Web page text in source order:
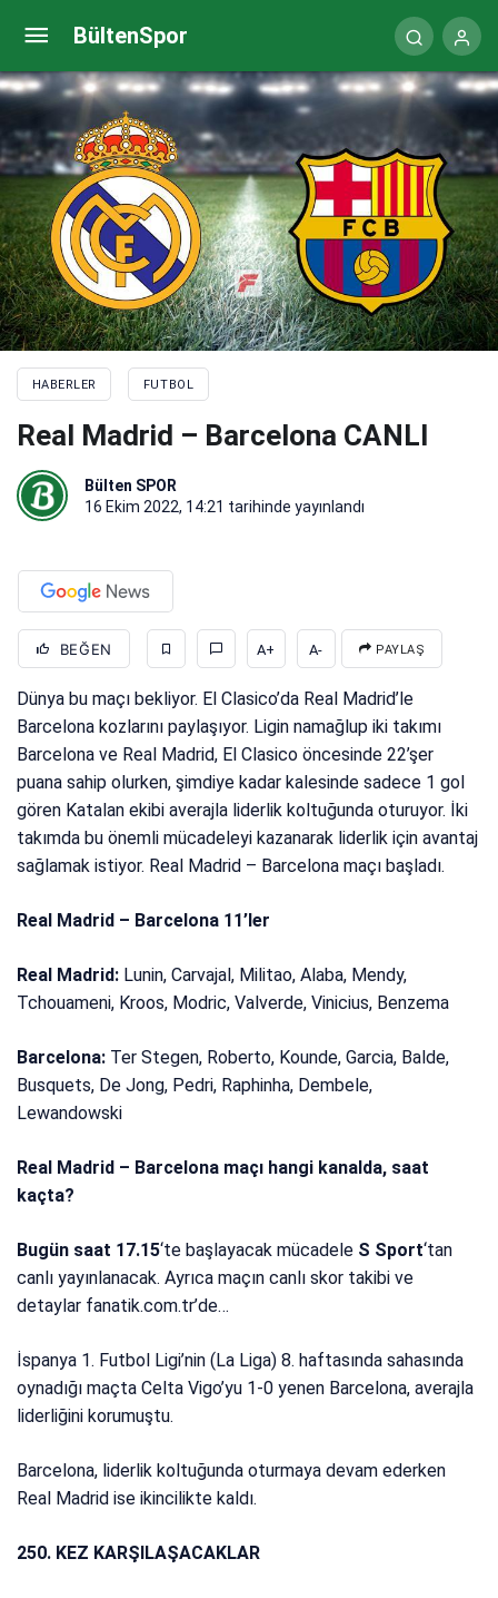
BültenSpor
HABERLER FUTBOL
Real Madrid – Barcelona CANLI
Bülten SPOR
16 Ekim 2022, 14:21 tarihinde yayınlandı
BEĞEN A+ A- PAYLAŞ
Dünya bu maçı bekliyor. El Clasico’da Real Madrid’le
Barcelona kozlarını paylaşıyor. Ligin namağlup iki takımı
Barcelona ve Real Madrid, El Clasico öncesinde 22’şer
puana sahip olurken, şimdiye kadar kalesinde sadece 1 gol
gören Katalan ekibi averajla liderlik koltuğunda oturuyor. İki
takımda bu önemli mücadeleyi kazanarak liderlik için avantaj
sağlamak istiyor. Real Madrid – Barcelona maçı başladı.
Real Madrid – Barcelona 11’ler
Real Madrid: Lunin, Carvajal, Militao, Alaba, Mendy,
Tchouameni, Kroos, Modric, Valverde, Vinicius, Benzema
Barcelona: Ter Stegen, Roberto, Kounde, Garcia, Balde,
Busquets, De Jong, Pedri, Raphinha, Dembele,
Lewandowski
Real Madrid – Barcelona maçı hangi kanalda, saat
kaçta?
Bugün saat 17.15‘te başlayacak mücadele S Sport‘tan
canlı yayınlanacak. Ayrıca maçın canlı skor takibi ve
detaylar fanatik.com.tr’de…
İspanya 1. Futbol Ligi’nin (La Liga) 8. haftasında sahasında
oynadığı maçta Celta Vigo’yu 1-0 yenen Barcelona, averajla
liderliğini korumuştu.
Barcelona, liderlik koltuğunda oturmaya devam ederken
Real Madrid ise ikincilikte kaldı.
250. KEZ KARŞILAŞACAKLAR
Real Madrid – Barcelona maçı hangi kanalda, saat
kaçta?